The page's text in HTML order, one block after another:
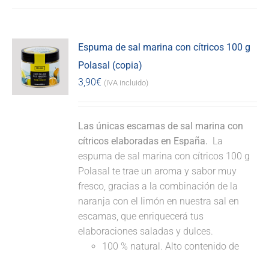
Espuma de sal marina con cítricos 100 g
Polasal (copia)
3,90€ (IVA incluido)
Las únicas escamas de sal marina con
cítricos elaboradas en España. La
espuma de sal marina con cítricos 100 g
Polasal te trae un aroma y sabor muy
fresco, gracias a la combinación de la
naranja con el limón en nuestra sal en
escamas, que enriquecerá tus
elaboraciones saladas y dulces.
100 % natural. Alto contenido de